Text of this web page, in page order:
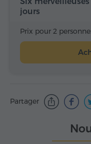
jours
Prix pour 2
Partager